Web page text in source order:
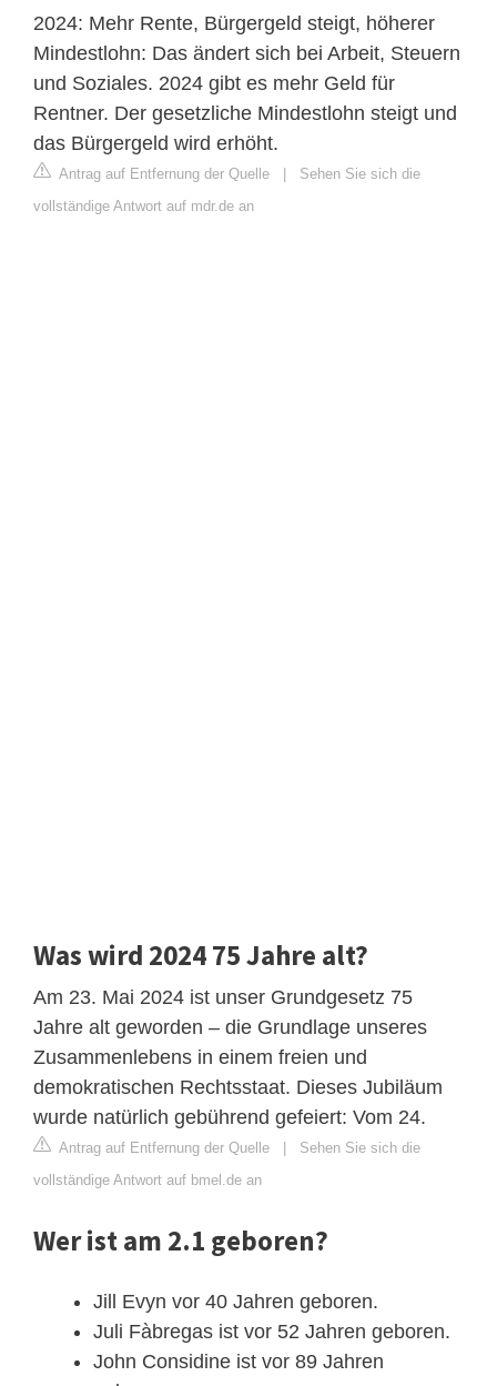
2024: Mehr Rente, Bürgergeld steigt, höherer
Mindestlohn: Das ändert sich bei Arbeit, Steuern
und Soziales. 2024 gibt es mehr Geld für
Rentner. Der gesetzliche Mindestlohn steigt und
das Bürgergeld wird erhöht.
Antrag auf Entfernung der Quelle | Sehen Sie sich die
vollständige Antwort auf mdr.de an
Was wird 2024 75 Jahre alt?
Am 23. Mai 2024 ist unser Grundgesetz 75
Jahre alt geworden – die Grundlage unseres
Zusammenlebens in einem freien und
demokratischen Rechtsstaat. Dieses Jubiläum
wurde natürlich gebührend gefeiert: Vom 24.
Antrag auf Entfernung der Quelle | Sehen Sie sich die
vollständige Antwort auf bmel.de an
Wer ist am 2.1 geboren?
Jill Evyn vor 40 Jahren geboren.
Juli Fàbregas ist vor 52 Jahren geboren.
John Considine ist vor 89 Jahren